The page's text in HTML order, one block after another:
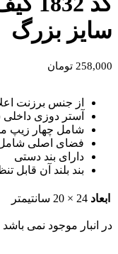
سایز بزرگ
258,000 تومان
از جنس برزنت
آستر دوزی
شامل چهار زیپ
فضای اصلی شامل
دارای بند دستی
بند بلند آن قابل
ابعاد 24 × 20 سانتیمتر
در انبار موجود نمی باشد